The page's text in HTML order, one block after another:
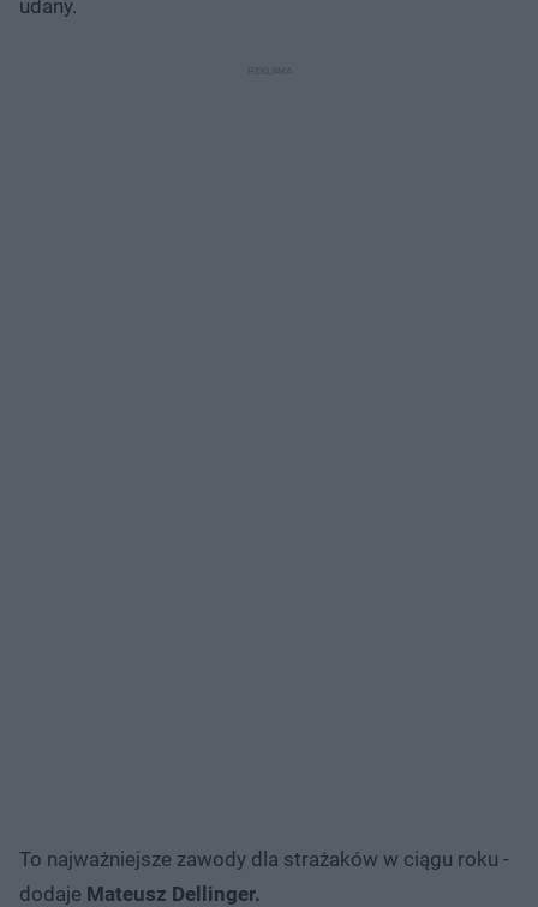
udany.
To najważniejsze zawody dla strażaków w ciągu roku -
dodaje Mateusz Dellinger.